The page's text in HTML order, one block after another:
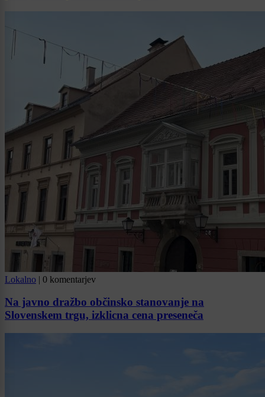
Lokalno | 0 komentarjev
Na javno dražbo občinsko stanovanje na
Slovenskem trgu, izklicna cena preseneča